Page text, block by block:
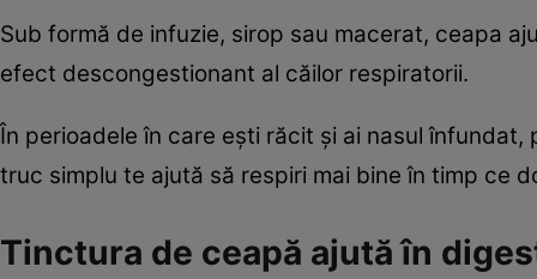
Sub formă de infuzie, sirop sau macerat, ceapa
efect descongestionant al căilor respiratorii.
În perioadele în care eşti răcit şi ai nasul
truc simplu te ajută să respiri mai bine în timp ce
Tinctura de ceapă ajută în